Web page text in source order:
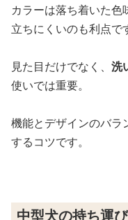
カラーは落ち着いた色
立ちにくいのも利点で
見た目だけでなく、 洗
使いでは重要。
機能とデザインのバラ
するコツです。
中型犬の持ち運